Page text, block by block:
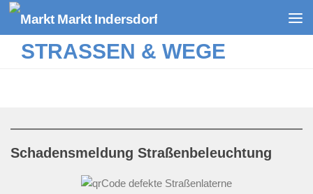
Zum Inhalt springen
STRASSEN & WEGE
Schadensmeldung Straßenbeleuchtung